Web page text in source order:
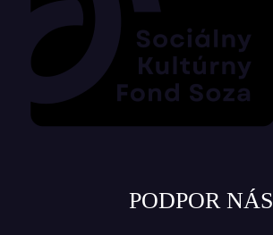
PODPOR NÁS